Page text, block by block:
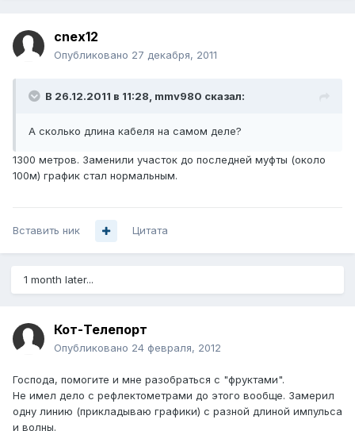
cnex12
Опубликовано 27 декабря, 2011
В 26.12.2011 в 11:28, mmv980 сказал:
А сколько длина кабеля на самом деле?
1300 метров. Заменили участок до последней муфты (около
100м) график стал нормальным.
Вставить ник Цитата
1 month later...
Кот-Телепорт
Опубликовано 24 февраля, 2012
Господа, помогите и мне разобраться с "фруктами".
Не имел дело с рефлектометрами до этого вообще. Замерил
одну линию (прикладываю графики) с разной длиной импульса
и волны.